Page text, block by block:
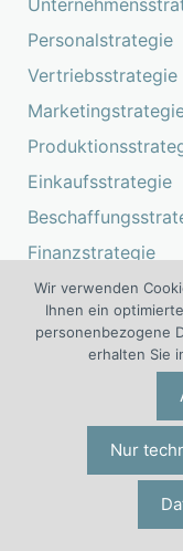
Personalstrategie
Vertriebsstrategie
Einkaufsstrategie
Finanzstrategie
FuE-Strategie
IT-Strategie
Leadership
Variable
Die 6. Auflage
variable
jetzt im Handel
Wir verwenden
Ihnen ein
personenbezogene
erhalten Sie
Nur